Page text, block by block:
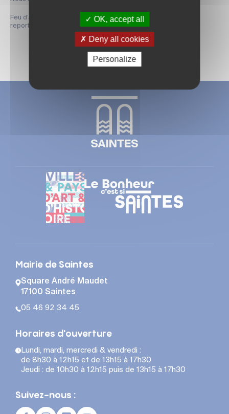
Feu d’artifice : annulé en raisons des fortes chaleurs, il sera
reporté à une date ultérieur.
Mairie de Saintes
Square André Maudet
17100 Saintes
05 46 92 34 45
Horaires d'ouverture
Lundi, mardi, mercredi & vendredi :
de 8h30 à 12h15 et de 13h15 à 17h30
Jeudi : de 10h30 à 12h15 puis de 13h15 à 17h30
Suivez-nous :
OK, accept all
Deny all cookies
Personalize